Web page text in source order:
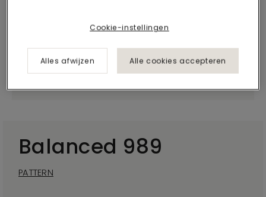
Balanced 989
PATTERN
Cookie-instellingen
Alles afwijzen Alle cookies accepteren